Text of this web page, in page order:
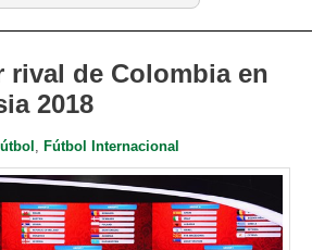
rival de Colombia en
2018
, Fútbol Internacional